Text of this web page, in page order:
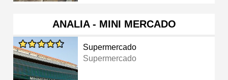
ANALIA - MINI MERCADO
Supermercado
Supermercado